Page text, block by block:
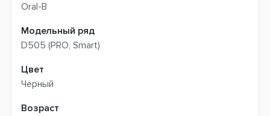
Oral-B
Модельный ряд
D505 (PRO, Smart)
Цвет
Черный
Возраст